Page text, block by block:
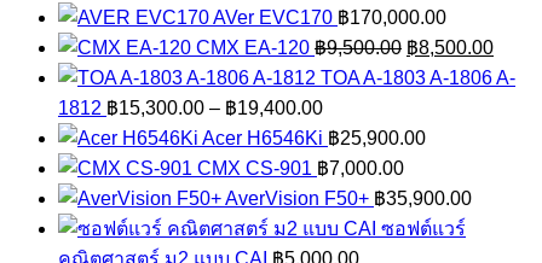
AVer EVC170 ฿170,000.00
CMX EA-120 ฿9,500.00 Original
price
฿9,500.00.
฿8,500.00
price
TOA A-1803 A-1806 A-
1812 ฿15,300.00 – ฿19,400.00Price
range:
฿15,300.00
through
฿19,400.00
Acer H6546Ki ฿25,900.00
CMX CS-901 ฿7,000.00
AverVision F50+ ฿35,900.00
ซอฟต์แวร์
คณิตศาสตร์ ม2 แบบ CAI ฿5,000.00